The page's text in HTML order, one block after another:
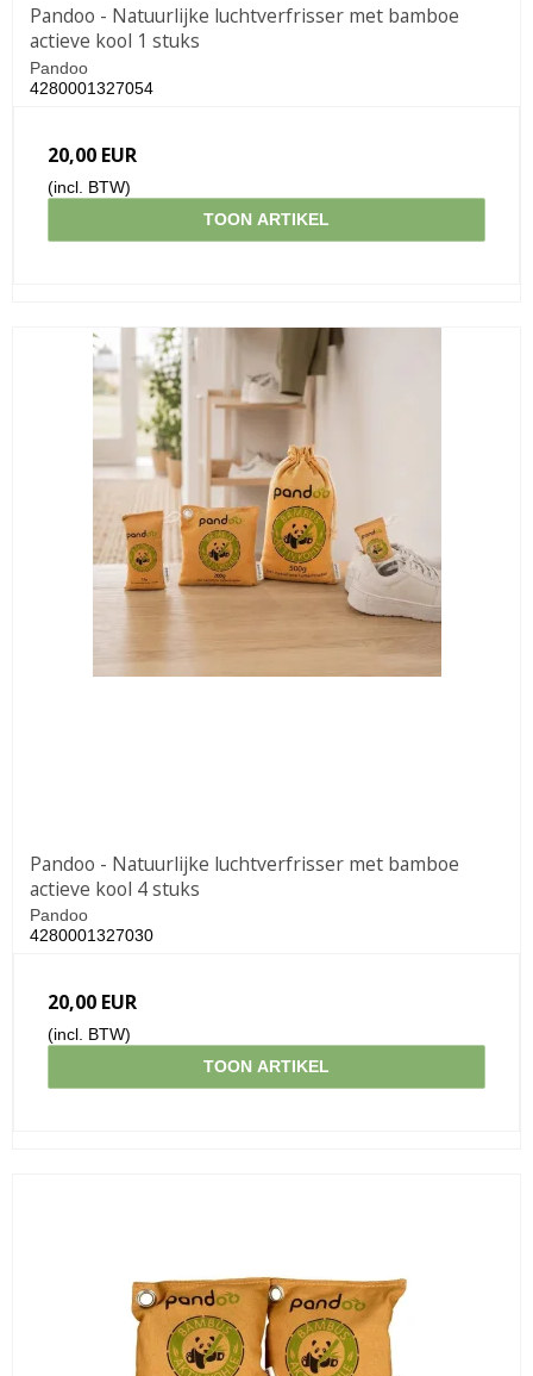
Pandoo - Natuurlijke luchtverfrisser met bamboe
actieve kool 1 stuks
Pandoo
4280001327054
20,00 EUR
(incl. BTW)
TOON ARTIKEL
Pandoo - Natuurlijke luchtverfrisser met bamboe
actieve kool 4 stuks
Pandoo
4280001327030
20,00 EUR
(incl. BTW)
TOON ARTIKEL